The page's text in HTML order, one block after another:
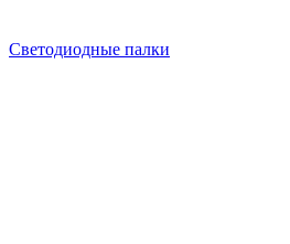
Светодиодные палки